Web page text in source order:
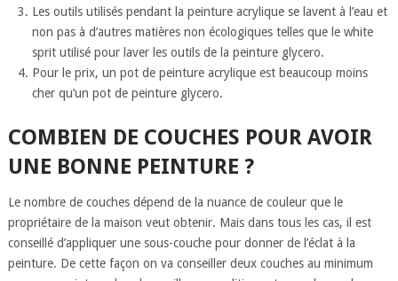
Les outils utilisés pendant la peinture acrylique se lavent à l’eau et
non pas à d’autres matières non écologiques telles que le white
sprit utilisé pour laver les outils de la peinture glycero.
Pour le prix, un pot de peinture acrylique est beaucoup moins
cher qu’un pot de peinture glycero.
COMBIEN DE COUCHES POUR AVOIR
UNE BONNE PEINTURE ?
Le nombre de couches dépend de la nuance de couleur que le
propriétaire de la maison veut obtenir. Mais dans tous les cas, il est
conseillé d’appliquer une sous-couche pour donner de l’éclat à la
peinture. De cette façon on va conseiller deux couches au minimum